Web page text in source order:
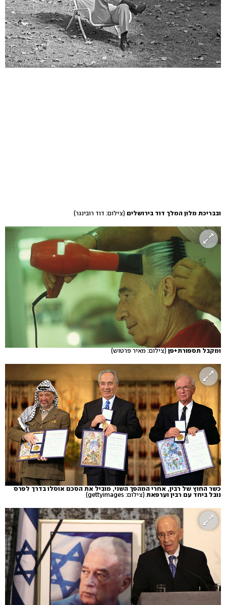
ובבריכת מלון המלך דוד בירושלים (צילום: דוד רובינגר)
ומקבל תספורת+פן (צילום: מאיר פרטוש)
כשר החוץ של רבין, אחרי המהפך השני, מוביל את הסכם אוסלו בדרך לפרס
נובל ביחד עם רבין וערפאת (צילום: gettyimages)